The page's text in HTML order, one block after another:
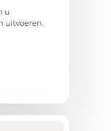
u
uitvoeren.